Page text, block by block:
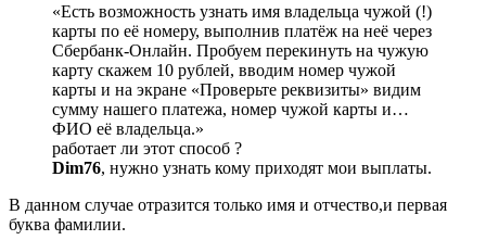
«Есть возможность узнать имя владельца чужой (!)
карты по её номеру, выполнив платёж на неё через
Сбербанк-Онлайн. Пробуем перекинуть на чужую
карту скажем 10 рублей, вводим номер чужой
карты и на экране «Проверьте реквизиты» видим
сумму нашего платежа, номер чужой карты и…
ФИО её владельца.»
работает ли этот способ ?
Dim76, нужно узнать кому приходят мои выплаты.
В данном случае отразится только имя и отчество,и первая
буква фамилии.